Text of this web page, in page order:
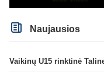
Naujausios